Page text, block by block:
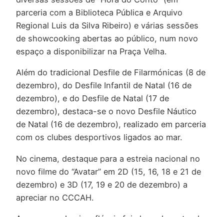
parceria com a Biblioteca Pública e Arquivo
Regional Luis da Silva Ribeiro) e várias sessões
de showcooking abertas ao público, num novo
espaço a disponibilizar na Praça Velha.
Além do tradicional Desfile de Filarmónicas (8 de
dezembro), do Desfile Infantil de Natal (16 de
dezembro), e do Desfile de Natal (17 de
dezembro), destaca-se o novo Desfile Náutico
de Natal (16 de dezembro), realizado em parceria
com os clubes desportivos ligados ao mar.
No cinema, destaque para a estreia nacional no
novo filme do “Avatar” em 2D (15, 16, 18 e 21 de
dezembro) e 3D (17, 19 e 20 de dezembro) a
apreciar no CCCAH.